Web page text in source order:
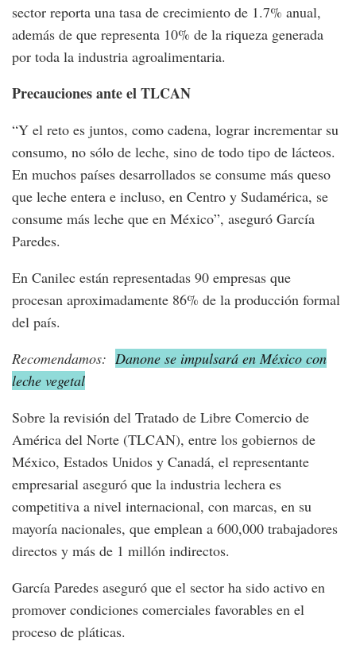
sector reporta una tasa de crecimiento de 1.7% anual,
además de que representa 10% de la riqueza generada
por toda la industria agroalimentaria.
Precauciones ante el TLCAN
“Y el reto es juntos, como cadena, lograr incrementar su
consumo, no sólo de leche, sino de todo tipo de lácteos.
En muchos países desarrollados se consume más queso
que leche entera e incluso, en Centro y Sudamérica, se
consume más leche que en México”, aseguró García
Paredes.
En Canilec están representadas 90 empresas que
procesan aproximadamente 86% de la producción formal
del país.
Recomendamos: Danone se impulsará en México con
leche vegetal
Sobre la revisión del Tratado de Libre Comercio de
América del Norte (TLCAN), entre los gobiernos de
México, Estados Unidos y Canadá, el representante
empresarial aseguró que la industria lechera es
competitiva a nivel internacional, con marcas, en su
mayoría nacionales, que emplean a 600,000 trabajadores
directos y más de 1 millón indirectos.
García Paredes aseguró que el sector ha sido activo en
promover condiciones comerciales favorables en el
proceso de pláticas.